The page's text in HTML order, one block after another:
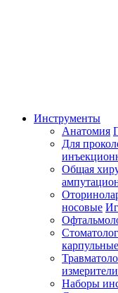
Инструменты
Анатомия
Для
Общая
носовые
карпульные
Наборы